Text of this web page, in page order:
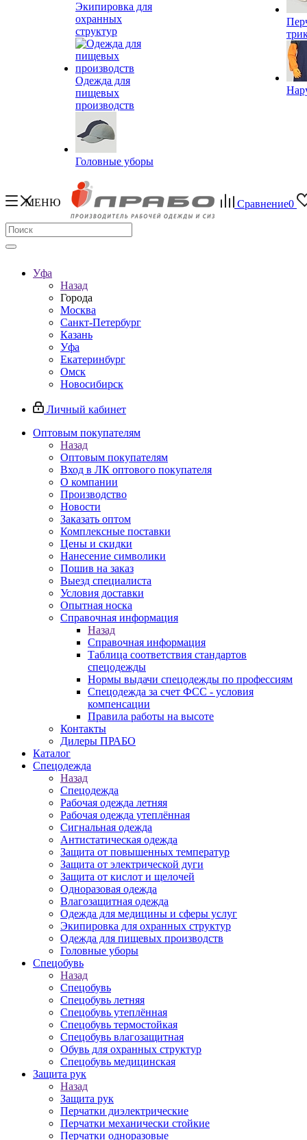
Экипировка для
охранных
структур
Одежда для
пищевых
производств
Головные уборы
МЕНЮ Сравнение0
Уфа
Назад
Города
Москва
Санкт-Петербург
Казань
Уфа
Екатеринбург
Омск
Новосибирск
Личный кабинет
Оптовым покупателям
Назад
Оптовым покупателям
Вход в ЛК оптового покупателя
О компании
Производство
Новости
Заказать оптом
Комплексные поставки
Цены и скидки
Нанесение символики
Пошив на заказ
Выезд специалиста
Условия доставки
Опытная носка
Справочная информация
Назад
Справочная информация
Таблица соответствия стандартов
спецодежды
Нормы выдачи спецодежды по профессиям
Спецодежда за счет ФСС - условия
компенсации
Правила работы на высоте
Контакты
Дилеры ПРАБО
Каталог
Спецодежда
Назад
Спецодежда
Рабочая одежда летняя
Рабочая одежда утеплённая
Сигнальная одежда
Антистатическая одежда
Защита от повышенных температур
Защита от электрической дуги
Защита от кислот и щелочей
Одноразовая одежда
Влагозащитная одежда
Одежда для медицины и сферы услуг
Экипировка для охранных структур
Одежда для пищевых производств
Головные уборы
Спецобувь
Назад
Спецобувь
Спецобувь летняя
Спецобувь утеплённая
Спецобувь термостойкая
Спецобувь влагозащитная
Обувь для охранных структур
Спецобувь медицинская
Защита рук
Назад
Защита рук
Перчатки диэлектрические
Перчатки механически стойкие
Перчатки одноразовые